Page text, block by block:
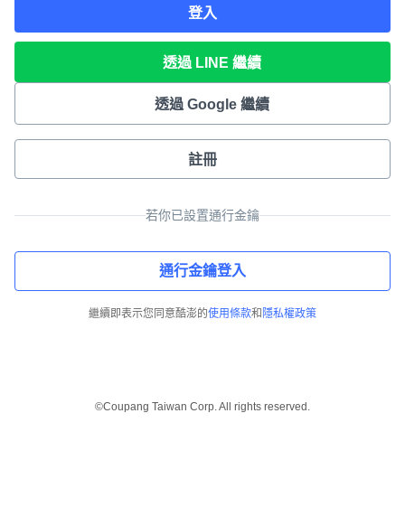
登入
透過 LINE 繼續
透過 Google 繼續
註冊
若你已設置通行金鑰
通行金鑰登入
繼續即表示您同意酷澎的使用條款和 隱私權政策
©Coupang Taiwan Corp. All rights reserved.